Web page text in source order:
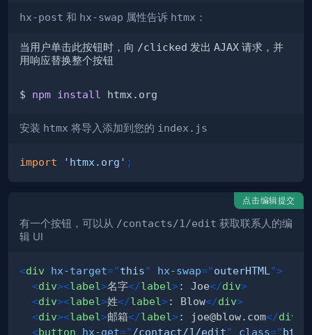
hx-post 和 hx-swap 属性告诉 htmx ：
当用户单击此按钮时，向 /clicked 发出 AJAX 请求，并
用响应替换整个按钮
$ npm install
安装 htmx 将导入添加到您的 index.js
import 'htmx.org' ;
点击编辑提交
有一个按钮，可以从 /contacts/1/edit 获取联系人的编
辑 UI
<div hx-target="this" hx-swap="outerHTML ">
<div><label>名字</label>: Joe</div>
<div><label>姓</label>: Blow</div>
<div><label>邮箱</label>: joe@blow.com</div
<button hx-get=" /contact/1/edit" class="btn